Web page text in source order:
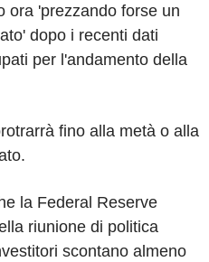
ora 'prezzando forse un
dopo i recenti dati
per l'andamento della
fino alla metà o alla
la Federal Reserve
riunione di politica
scontano almeno